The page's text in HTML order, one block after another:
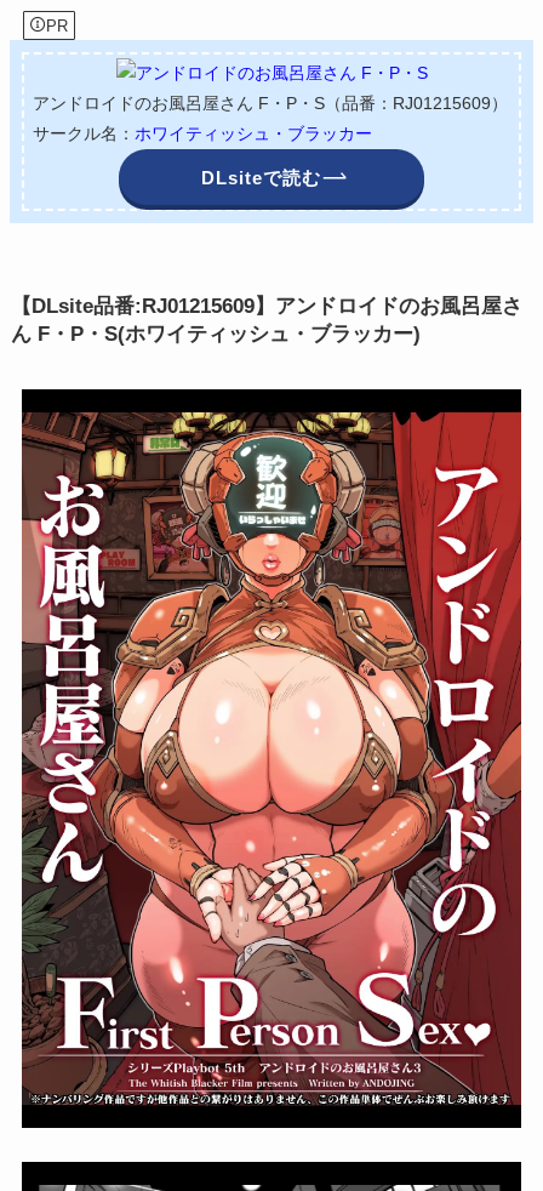
PR
アンドロイドのお風呂屋さん F・P・S（品番：RJ01215609）
サークル名： ホワイティッシュ・ブラッカー
DLsiteで読む
【DLsite品番:RJ01215609】アンドロイドのお風呂屋さ
ん F・P・S(ホワイティッシュ・ブラッカー)